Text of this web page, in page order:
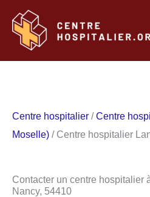
contenu
Centre hospitalier /Centre
Moselle) / Centre hospitalier
Contacter un centre hospitalier
Nancy, 54410